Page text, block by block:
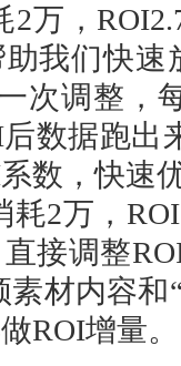
2万，
我们快
次调整，
数据跑出
数，快速
耗2万，
接调整
素材内容
ROI增量。